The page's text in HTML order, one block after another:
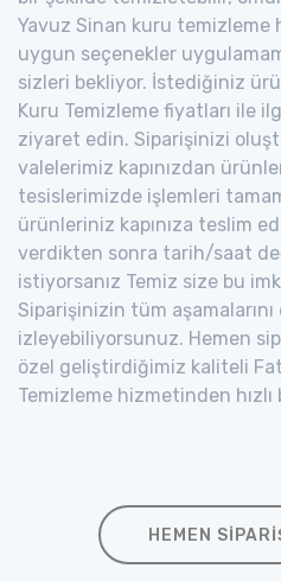
Yavuz Sinan kuru
uygun seçenekler
sizleri bekliyor. İstediğiniz
Kuru Temizleme fiyatları ile
ziyaret edin. Siparişinizi
valelerimiz kapınızdan
tesislerimizde işlemleri
ürünleriniz kapınıza teslim
verdikten sonra tarih/saat
istiyorsanız Temiz size bu
Siparişinizin tüm
izleyebiliyorsunuz. Hemen
özel geliştirdiğimiz kaliteli
Temizleme hizmetinden
HEMEN